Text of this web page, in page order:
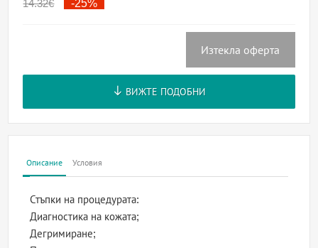
14.32€ -25%
Изтекла оферта
ВИЖТЕ ПОДОБНИ
Описание Условия
Стъпки на процедурата:
Диагностика на кожата;
Дегримиране;